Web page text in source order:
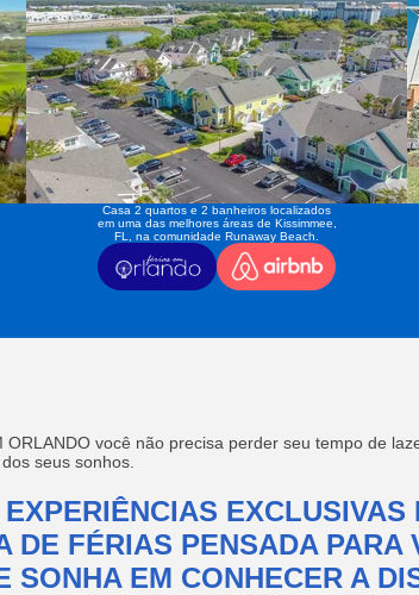
Casa 2 quartos e 2 banheiros localizados
em uma das melhores áreas de Kissimmee,
FL, na comunidade Runaway Beach.
ORLANDO você não precisa perder seu tempo de
seus sonhos.
EXPERIÊNCIAS EXCLUSIVAS
DE FÉRIAS PENSADA PARA
SONHA EM CONHECER A